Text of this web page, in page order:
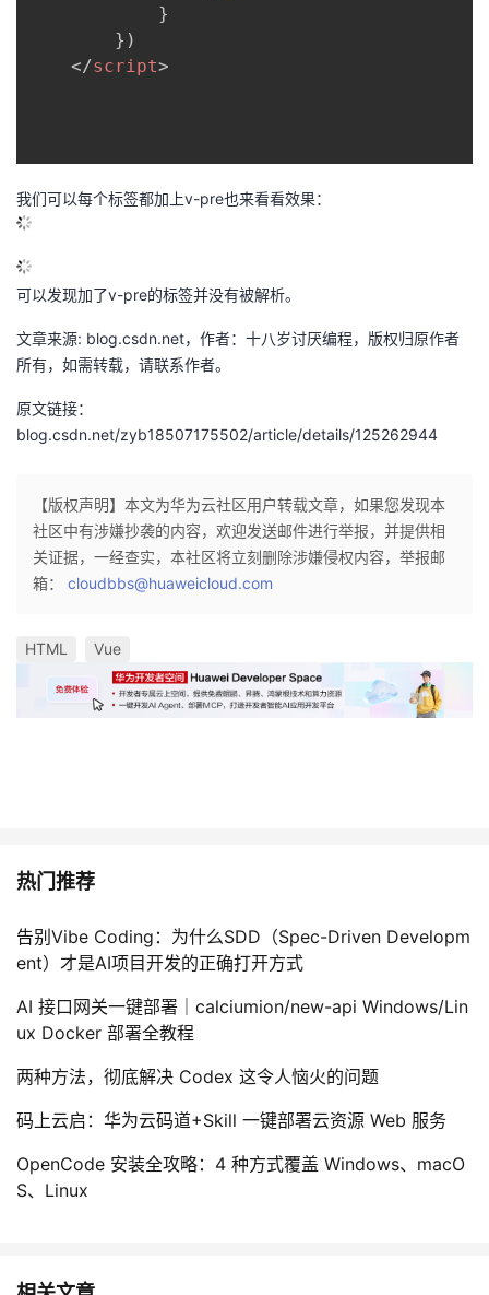
}
} )
</script>
我们可以每个标签都加上v-pre也来看看效果：
可以发现加了v-pre的标签并没有被解析。
文章来源: blog.csdn.net，作者：十八岁讨厌编程，版权归原作者
所有，如需转载，请联系作者。
原文链接：
blog.csdn.net/zyb18507175502/article/details/125262944
【版权声明】本文为华为云社区用户转载文章，如果您发现本
社区中有涉嫌抄袭的内容，欢迎发送邮件进行举报，并提供相
关证据，一经查实，本社区将立刻删除涉嫌侵权内容，举报邮
箱： cloudbbs@huaweicloud.com
HTML Vue
热门推荐
告别Vibe Coding：为什么SDD（Spec-Driven Developm
ent）才是AI项目开发的正确打开方式
AI 接口网关一键部署｜calciumion/new-api Windows/Lin
ux Docker 部署全教程
两种方法，彻底解决 Codex 这令人恼火的问题
码上云启：华为云码道+Skill 一键部署云资源 Web 服务
OpenCode 安装全攻略：4 种方式覆盖 Windows、macO
S、Linux